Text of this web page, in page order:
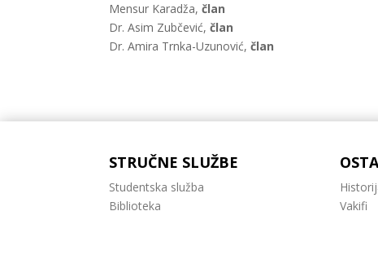
Mensur Karadža,član
Dr. Asim Zubčević,član
Dr. Amira Trnka-Uzunović,član
STRUČNE SLUŽBE
Studentska služba
Biblioteka
Vakifi